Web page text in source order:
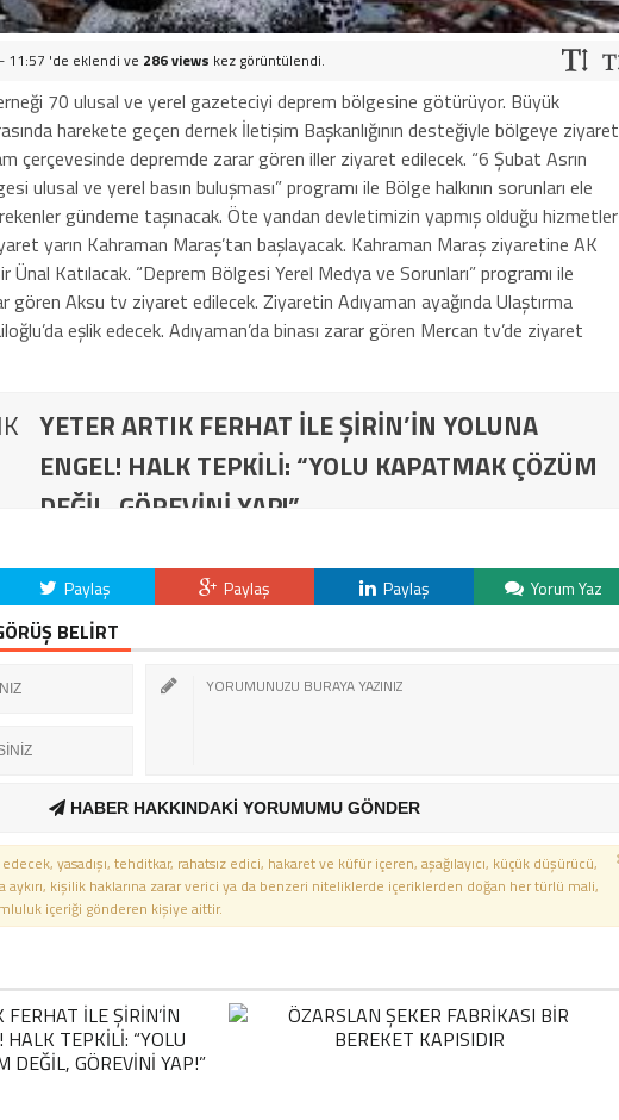
11:57 'de eklendi ve 286 views kez görüntülendi.
70 ulusal ve yerel gazeteciyi deprem bölgesine götürüyor. Büyük
harekete geçen dernek İletişim Başkanlığının desteğiyle bölgeye ziyaret
çerçevesinde depremde zarar gören iller ziyaret edilecek. “6 Şubat Asrın
ulusal ve yerel basın buluşması” programı ile Bölge halkının sorunları ele
gündeme taşınacak. Öte yandan devletimizin yapmış olduğu hizmetler
yarın Kahraman Maraş’tan başlayacak. Kahraman Maraş ziyaretine AK
Katılacak. “Deprem Bölgesi Yerel Medya ve Sorunları” programı ile
gören Aksu tv ziyaret edilecek. Ziyaretin Adıyaman ayağında Ulaştırma
eşlik edecek. Adıyaman’da binası zarar gören Mercan tv’de ziyaret
YETER ARTIK FERHAT İLE ŞİRİN’İN YOLUNA
ENGEL! HALK TEPKİLİ: “YOLU KAPATMAK ÇÖZÜM
DEĞİL, GÖREVİNİ YAP!”
Paylaş Paylaş Paylaş Yorum Yaz
BELİRT
HABER HAKKINDAKİ YORUMUMU GÖNDER
yasadışı, tehditkar, rahatsız edici, hakaret ve küfür içeren, aşağılayıcı, küçük düşürücü,
aykırı, kişilik haklarına zarar verici ya da benzeri niteliklerde içeriklerden doğan her türlü mali,
içeriği gönderen kişiye aittir.